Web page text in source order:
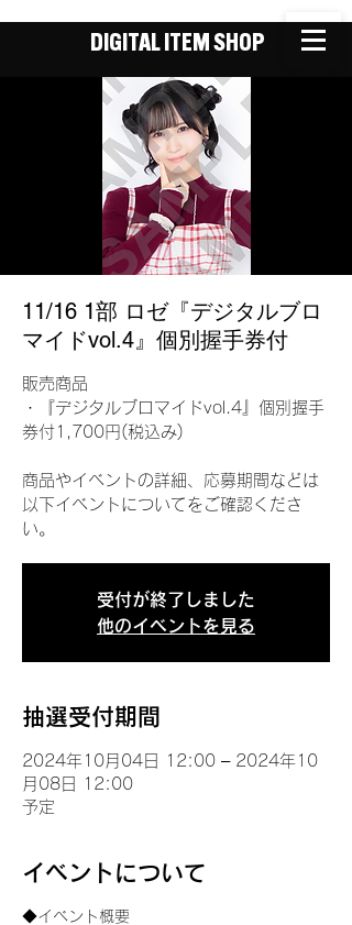
DIGITAL ITEM SHOP
11/16 1部 ロゼ『デジタルブロ
マイドvol.4』個別握手券付
販売商品
・『デジタルブロマイドvol.4』個別握手
券付1,700円(税込み)
商品やイベントの詳細、応募期間などは
以下イベントについてをご確認くださ
い。
受付が終了しました
他のイベントを見る
抽選受付期間
2024年10月04日 12:00 – 2024年10
月08日 12:00
予定
イベントについて
◆イベント概要